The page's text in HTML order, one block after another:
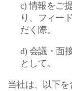
c)情報をご
り、フィー
だく際。
d)会議・面
として。
当社は、以下